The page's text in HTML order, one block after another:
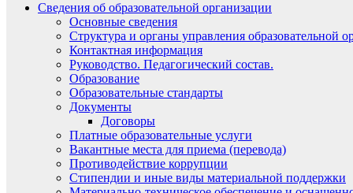
Сведения об образовательной организации
Основные сведения
Структура и органы управления образовательной
Контактная информация
Руководство. Педагогический состав.
Образование
Образовательные стандарты
Документы
Договоры
Платные образовательные услуги
Вакантные места для приема (перевода)
Противодействие коррупции
Стипендии и иные виды материальной поддержки